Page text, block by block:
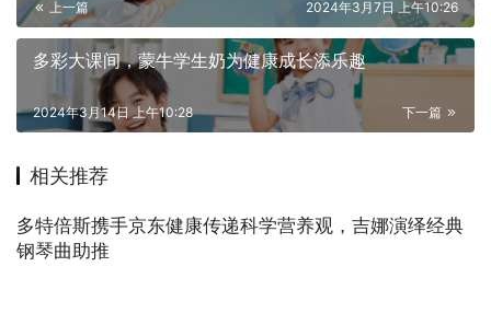
上一篇 2024年3月7日 上午10:26
多彩大课间，蒙牛学生奶为健康成长添乐趣
下一篇
2024年3月14日 上午10:28
相关推荐
多特倍斯携手京东健康传递科学营养观，吉娜演绎经典
钢琴曲助推